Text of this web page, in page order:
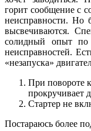
горит сообщение с
неисправности. Но
высвечиваются.
солидный опыт по
неисправностей.
«незапуска»
При повороте
прокручивает
Стартер не
Постараюсь более